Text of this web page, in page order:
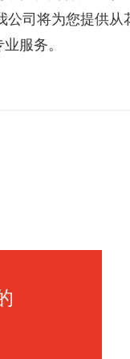
司将为您提供从
服务。